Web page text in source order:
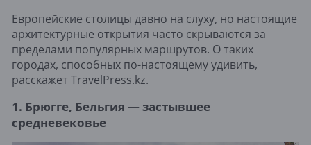
Европейские столицы давно на слуху, но настоящие
архитектурные открытия часто скрываются за
пределами популярных маршрутов. О таких
городах, способных по-настоящему удивить,
расскажет TravelPress.kz.
1. Брюгге, Бельгия — застывшее
средневековье